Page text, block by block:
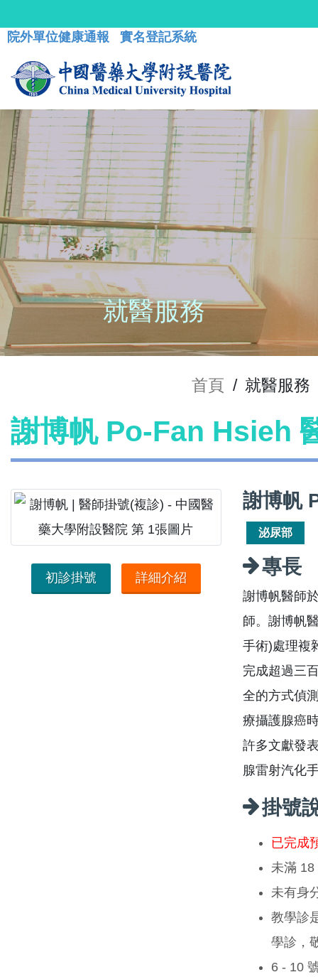
院外單位健康通報 實名登記系統
就醫服務
首頁 / 就醫服務
謝博帆 Po-Fan Hsieh
初診掛號 詳細介紹
謝博帆
泌尿部
專長
謝博帆醫師
師。謝博帆
手術)處理複
完成超過三
全的方式偵
療攝護腺癌
許多文獻發
腺雷射汽化
掛號
已完成
未滿 18
未有身
教學診
學診，
6 - 10